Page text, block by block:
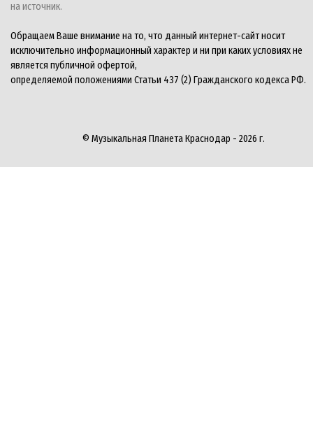
на источник.
Обращаем Ваше внимание на то, что данный интернет-сайт носит
исключительно информационный характер и ни при каких условиях не
является публичной офертой,
определяемой положениями Статьи 437 (2) Гражданского кодекса РФ.
© Музыкальная Планета Краснодар - 2026 г.